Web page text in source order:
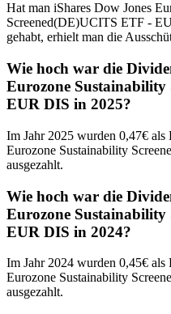
Hat man iShares Dow Jones
Screened(DE)UCITS ETF -
gehabt, erhielt man die
Wie hoch war die
Eurozone Sustainability
EUR DIS in 2025?
Im Jahr 2025 wurden 0,47€
Eurozone Sustainability
ausgezahlt.
Wie hoch war die
Eurozone Sustainability
EUR DIS in 2024?
Im Jahr 2024 wurden 0,45€
Eurozone Sustainability
ausgezahlt.